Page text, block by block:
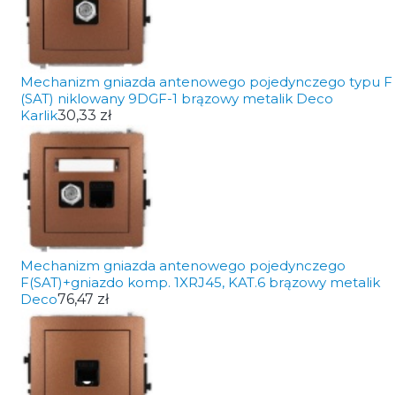
Mechanizm gniazda antenowego pojedynczego typu F
(SAT) niklowany 9DGF-1 brązowy metalik Deco
Karlik30,33 zł
Mechanizm gniazda antenowego pojedynczego
F(SAT)+gniazdo komp. 1XRJ45, KAT.6 brązowy metalik
Deco76,47 zł